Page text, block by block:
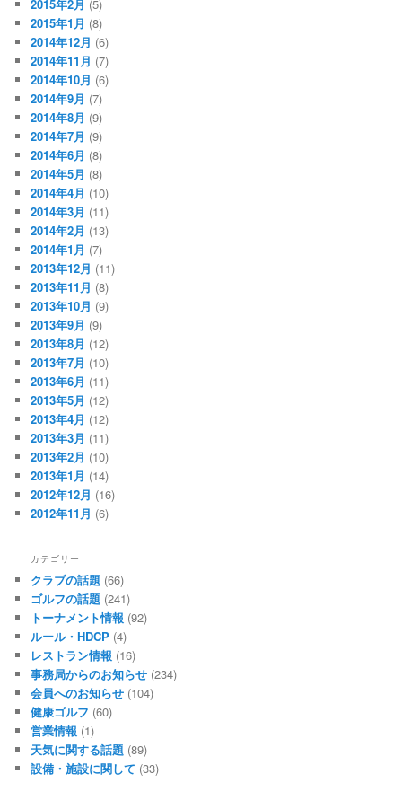
2015年2月 (5)
2015年1月 (8)
2014年12月 (6)
2014年11月 (7)
2014年10月 (6)
2014年9月 (7)
2014年8月 (9)
2014年7月 (9)
2014年6月 (8)
2014年5月 (8)
2014年4月 (10)
2014年3月 (11)
2014年2月 (13)
2014年1月 (7)
2013年12月 (11)
2013年11月 (8)
2013年10月 (9)
2013年9月 (9)
2013年8月 (12)
2013年7月 (10)
2013年6月 (11)
2013年5月 (12)
2013年4月 (12)
2013年3月 (11)
2013年2月 (10)
2013年1月 (14)
2012年12月 (16)
2012年11月 (6)
カテゴリー
クラブの話題 (66)
ゴルフの話題 (241)
トーナメント情報 (92)
ルール・HDCP (4)
レストラン情報 (16)
事務局からのお知らせ (234)
会員へのお知らせ (104)
健康ゴルフ (60)
営業情報 (1)
天気に関する話題 (89)
設備・施設に関して (33)